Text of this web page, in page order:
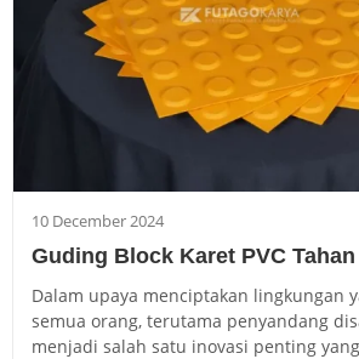
10 December 2024
Guding Block Karet PVC
Dalam upaya menciptakan lingkungan
semua orang, terutama penyandang
menjadi salah satu inovasi penting